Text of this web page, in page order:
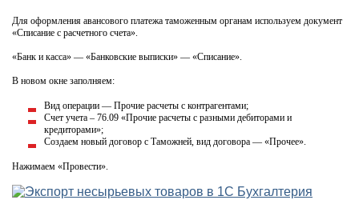
Для оформления авансового платежа таможенным органам используем документ
«Списание с расчетного счета».
«Банк и касса» — «Банковские выписки» — «Списание».
В новом окне заполняем:
Вид операции — Прочие расчеты с контрагентами;
Счет учета – 76.09 «Прочие расчеты с разными дебиторами и
кредиторами»;
Создаем новый договор с Таможней, вид договора — «Прочее».
Нажимаем «Провести».